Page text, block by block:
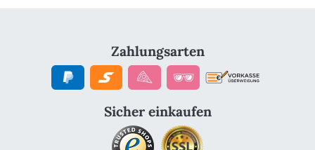
Zahlungsarten
Sicher einkaufen